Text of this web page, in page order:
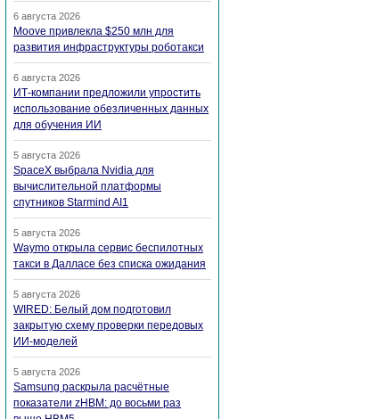
6 августа 2026
Moove привлекла $250 млн для
развития инфраструктуры роботакси
6 августа 2026
ИТ-компании предложили упростить
использование обезличенных данных
для обучения ИИ
5 августа 2026
SpaceX выбрала Nvidia для
вычислительной платформы
спутников Starmind AI1
5 августа 2026
Waymo открыла сервис беспилотных
такси в Далласе без списка ожидания
5 августа 2026
WIRED: Белый дом подготовил
закрытую схему проверки передовых
ИИ-моделей
5 августа 2026
Samsung раскрыла расчётные
показатели zHBM: до восьми раз